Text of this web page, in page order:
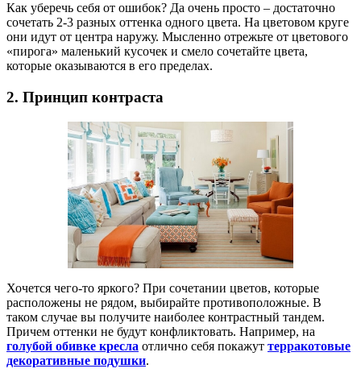
Как уберечь себя от ошибок? Да очень просто – достаточно
сочетать 2-3 разных оттенка одного цвета. На цветовом круге
они идут от центра наружу. Мысленно отрежьте от цветового
«пирога» маленький кусочек и смело сочетайте цвета,
которые оказываются в его пределах.
2. Принцип контраста
Хочется чего-то яркого? При сочетании цветов, которые
расположены не рядом, выбирайте противоположные. В
таком случае вы получите наиболее контрастный тандем.
Причем оттенки не будут конфликтовать. Например, на
голубой обивке кресла отлично себя покажут терракотовые
декоративные подушки.